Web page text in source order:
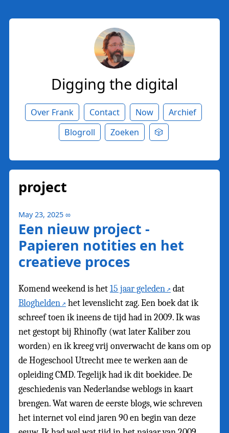
Digging the digital
Over Frank Contact Now
Archief
Blogroll
Zoeken 🎲
project
May 23, 2025 ∞
Een nieuw project -
Papieren notities en het
creatieve proces
Komend weekend is het15 jaar geleden
dat
Bloghelden
het levenslicht zag. Een boek dat ik
schreef toen ik ineens de tijd had in 2009. Ik was
net gestopt bij Rhinofly (wat later Kaliber zou
worden) en ik kreeg vrij onverwacht de kans om op
de Hogeschool Utrecht mee te werken aan de
opleiding CMD. Tegelijk had ik dit boekidee. De
geschiedenis van Nederlandse weblogs in kaart
brengen. Wat waren de eerste blogs, wie schreven
het internet vol eind jaren 90 en begin van deze